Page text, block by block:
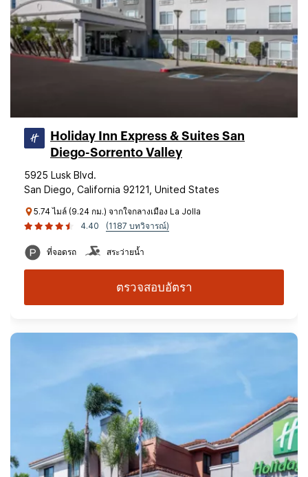
Holiday Inn Express & Suites San
Diego-Sorrento Valley
5925 Lusk Blvd.
San Diego, California 92121, United States
5.74 ไมล์ (9.24 กม.) จากใจกลางเมือง La Jolla
4.40
(1187 บทวิจารณ์)
ที่จอดรถ สระว่ายน้ำ
ตรวจสอบอัตรา